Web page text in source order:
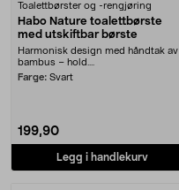
Toalettbørster og -rengjøring
Habo Nature toalettbørste
med utskiftbar børste
Harmonisk design med håndtak av
bambus – hold....
Farge: Svart
199,90
Legg i handlekurv